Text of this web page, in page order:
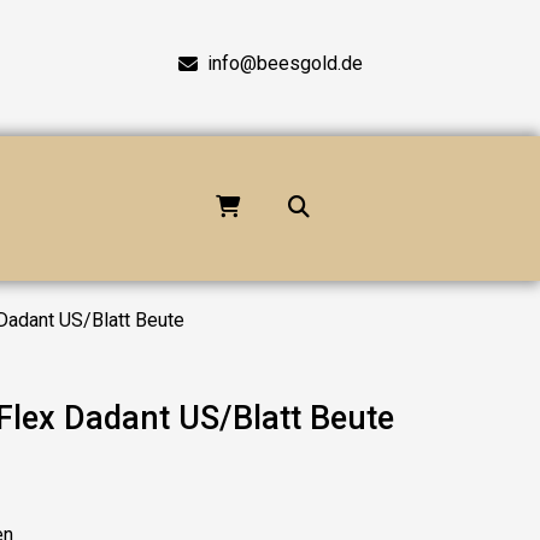
info@beesgold.de
US/Blatt Beute
Dadant US/Blatt Beute